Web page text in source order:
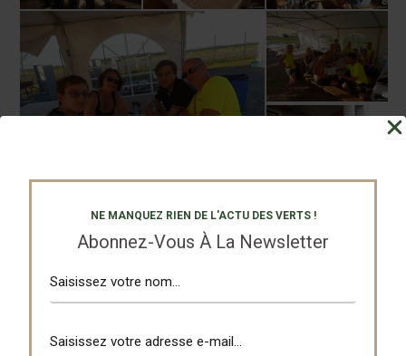
NE MANQUEZ RIEN DE L'ACTU DES VERTS !
Abonnez-Vous À La Newsletter